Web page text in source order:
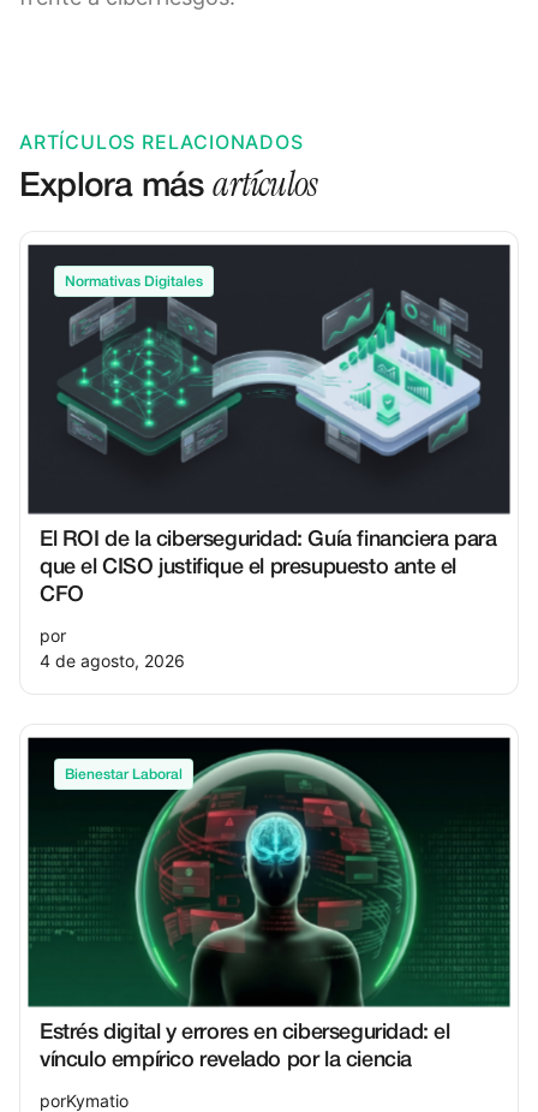
ARTÍCULOS RELACIONADOS
Explora másartículos
Normativas Digitales
El ROI de la ciberseguridad: Guía financiera para
que el CISO justifique el presupuesto ante el
CFO
por
4 de agosto, 2026
Bienestar Laboral
Estrés digital y errores en ciberseguridad: el
vínculo empírico revelado por la ciencia
porKymatio